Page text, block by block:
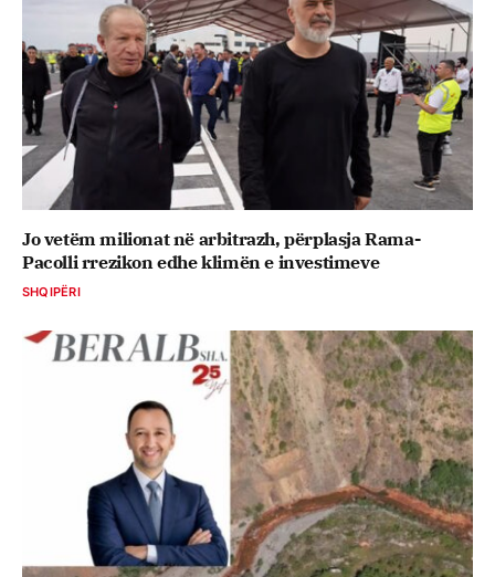
Jo vetëm milionat në arbitrazh, përplasja Rama-
Pacolli rrezikon edhe klimën e investimeve
SHQIPËRI